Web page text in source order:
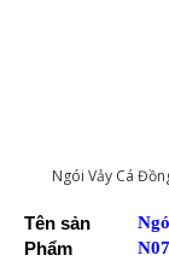
Ngói Vảy Cá
Tên sản
Phẩm